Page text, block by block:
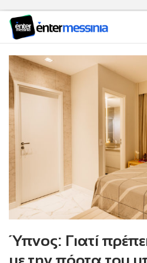
Ύπνος: Γιατί